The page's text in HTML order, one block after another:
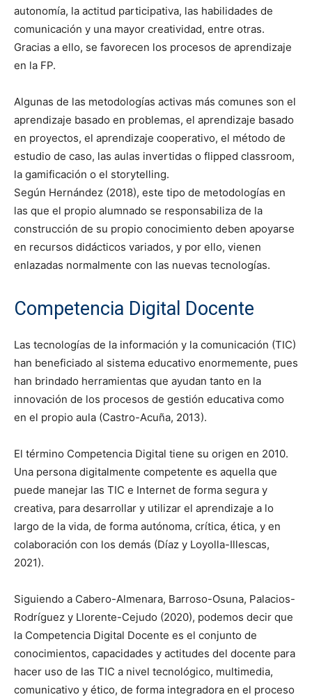
autonomía, la actitud participativa, las habilidades de
comunicación y una mayor creatividad, entre otras.
Gracias a ello, se favorecen los procesos de aprendizaje
en la FP.
Algunas de las metodologías activas más comunes son el
aprendizaje basado en problemas, el aprendizaje basado
en proyectos, el aprendizaje cooperativo, el método de
estudio de caso, las aulas invertidas o flipped classroom,
la gamificación o el storytelling.
Según Hernández (2018), este tipo de metodologías en
las que el propio alumnado se responsabiliza de la
construcción de su propio conocimiento deben apoyarse
en recursos didácticos variados, y por ello, vienen
enlazadas normalmente con las nuevas tecnologías.
Competencia Digital Docente
Las tecnologías de la información y la comunicación (TIC)
han beneficiado al sistema educativo enormemente, pues
han brindado herramientas que ayudan tanto en la
innovación de los procesos de gestión educativa como
en el propio aula (Castro-Acuña, 2013).
El término Competencia Digital tiene su origen en 2010.
Una persona digitalmente competente es aquella que
puede manejar las TIC e Internet de forma segura y
creativa, para desarrollar y utilizar el aprendizaje a lo
largo de la vida, de forma autónoma, crítica, ética, y en
colaboración con los demás (Díaz y Loyolla-Illescas,
2021).
Siguiendo a Cabero-Almenara, Barroso-Osuna, Palacios-
Rodríguez y Llorente-Cejudo (2020), podemos decir que
la Competencia Digital Docente es el conjunto de
conocimientos, capacidades y actitudes del docente para
hacer uso de las TIC a nivel tecnológico, multimedia,
comunicativo y ético, de forma integradora en el proceso